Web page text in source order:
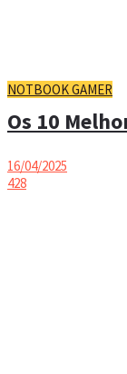
NOTBOOK GAMER
Os 10
16/04/2025
428